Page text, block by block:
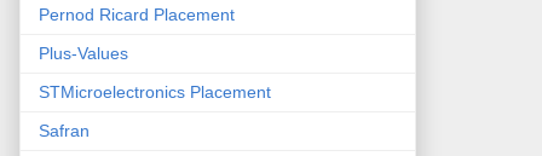
Pernod Ricard Placement
Plus-Values
STMicroelectronics Placement
Safran